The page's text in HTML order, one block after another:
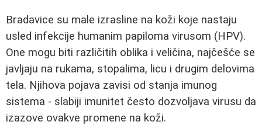
Bradavice su male izrasline na koži koje nastaju
usled infekcije humanim papiloma virusom (HPV).
One mogu biti različitih oblika i veličina, najčešće se
javljaju na rukama, stopalima, licu i drugim delovima
tela. Njihova pojava zavisi od stanja imunog
sistema - slabiji imunitet često dozvoljava virusu da
izazove ovakve promene na koži.